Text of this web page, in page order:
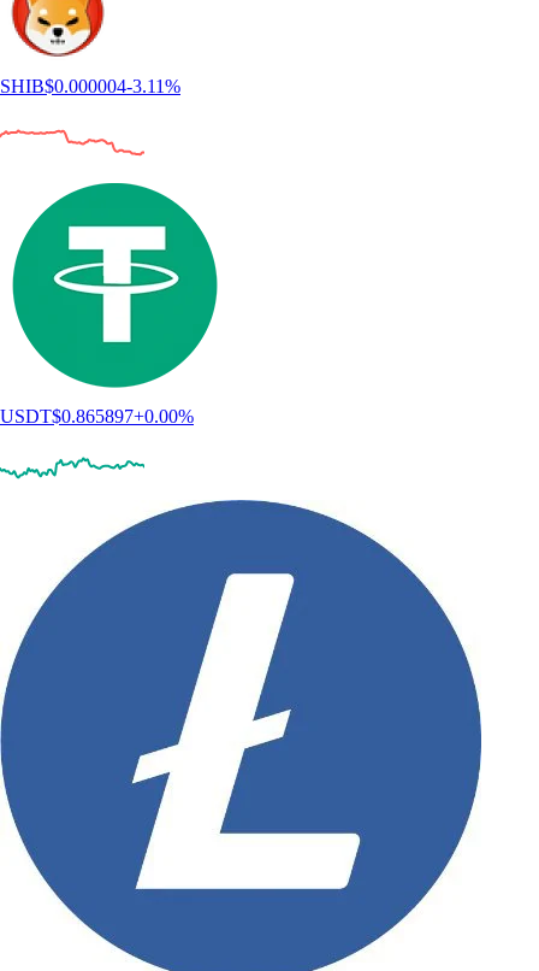
SHIB$0.000004-3.11%
USDT$0.865897+0.00%